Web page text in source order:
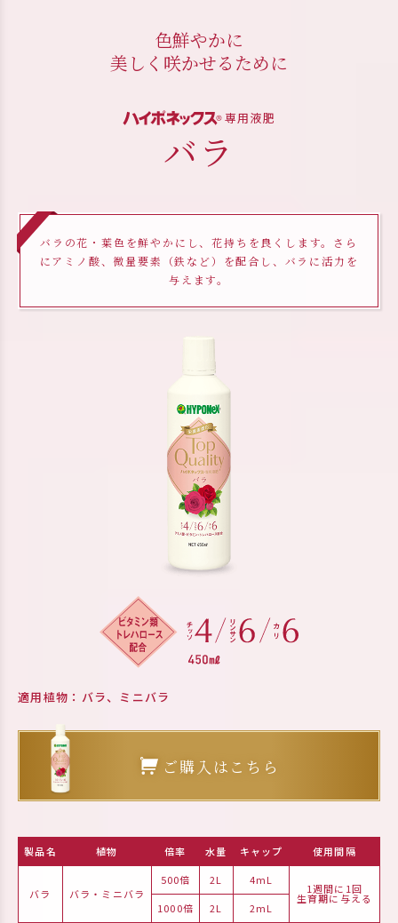
色鮮やかに
美しく咲かせるために
専用液肥
バラ
バラの花・葉色を鮮やかにし、花持ちを良くします。さら
にアミノ酸、微量要素（鉄など）を配合し、バラに活力を
与えます。
適用植物：バラ、ミニバラ
ご購入はこちら
製品名 植物 倍率 水量 キャップ 使用間隔
バラ バラ・ミニバラ
500倍 2L 4mL
1週間に1回
生育期に与える
1000倍 2L 2mL